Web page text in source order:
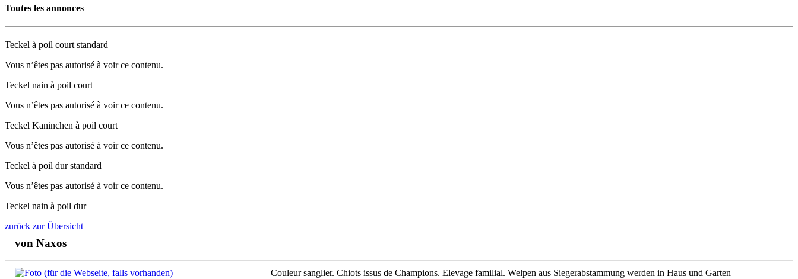
Toutes les annonces
Teckel à poil court standard
Vous n’êtes pas autorisé à voir ce contenu.
Teckel nain à poil court
Vous n’êtes pas autorisé à voir ce contenu.
Teckel Kaninchen à poil court
Vous n’êtes pas autorisé à voir ce contenu.
Teckel à poil dur standard
Vous n’êtes pas autorisé à voir ce contenu.
Teckel nain à poil dur
zurück zur Übersicht
von Naxos
Couleur sanglier. Chiots issus de Champions. Elevage familial. Welpen aus Siegerabstammung werden in Haus und Garten